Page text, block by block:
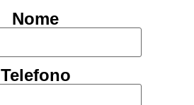
Nome
Telefono